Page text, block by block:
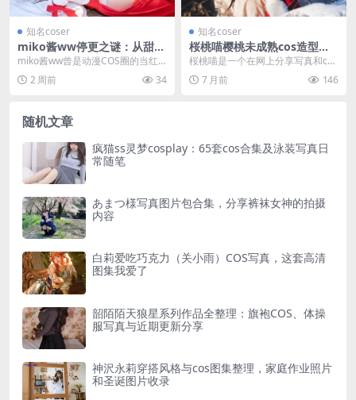
知名coser
miko酱ww停更之谜：从甜美
COS到突然消失，她经历了什
miko酱ww曾是动漫COS圈的当红
博主，以精致作品赢得大批粉丝。
然而近期她突然...
2 周前 34
知名coser
桜桃喵樱桃未成熟cos造型分
享，及其兔儿泳装与三部曲写
桜桃喵是一个在网上分享写真和cos
play图片的女生。她拍的照片很多
都是自己设计...
7 月前 146
随机文章
疯猫ss灵梦cosplay：65套cos合集及泳装写真日
常随笔
あまつ様写真图片包合集，分享裤袜女神的拍摄
内容
白莉爱吃巧克力（关小雨）COS写真，这套高清
图集我爱了
韶陌陌天狼星系列作品全整理：旗袍COS、体操
服写真与近期更新分享
神沢永莉穿搭风格与cos图集整理，家庭作业照片
和圣诞图片收录